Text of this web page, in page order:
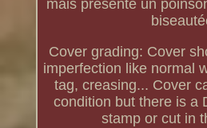
mais présente un
Cover grading: Cover
imperfection like normal
tag, creasing... Cover
condition but there is a
stamp or cut in